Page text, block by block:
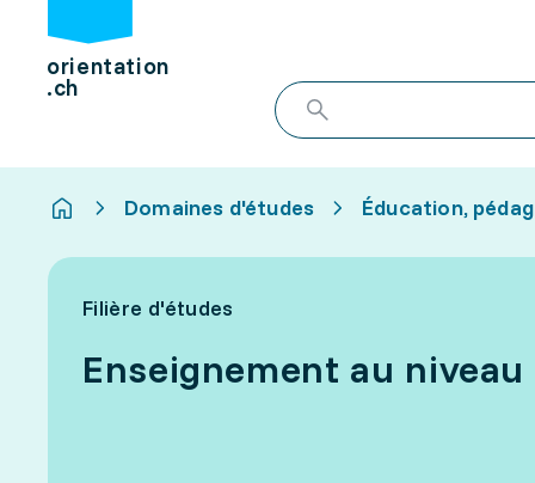
orientation
.ch
Domaines d'études Éducation,
Filière d'études
Enseignement au